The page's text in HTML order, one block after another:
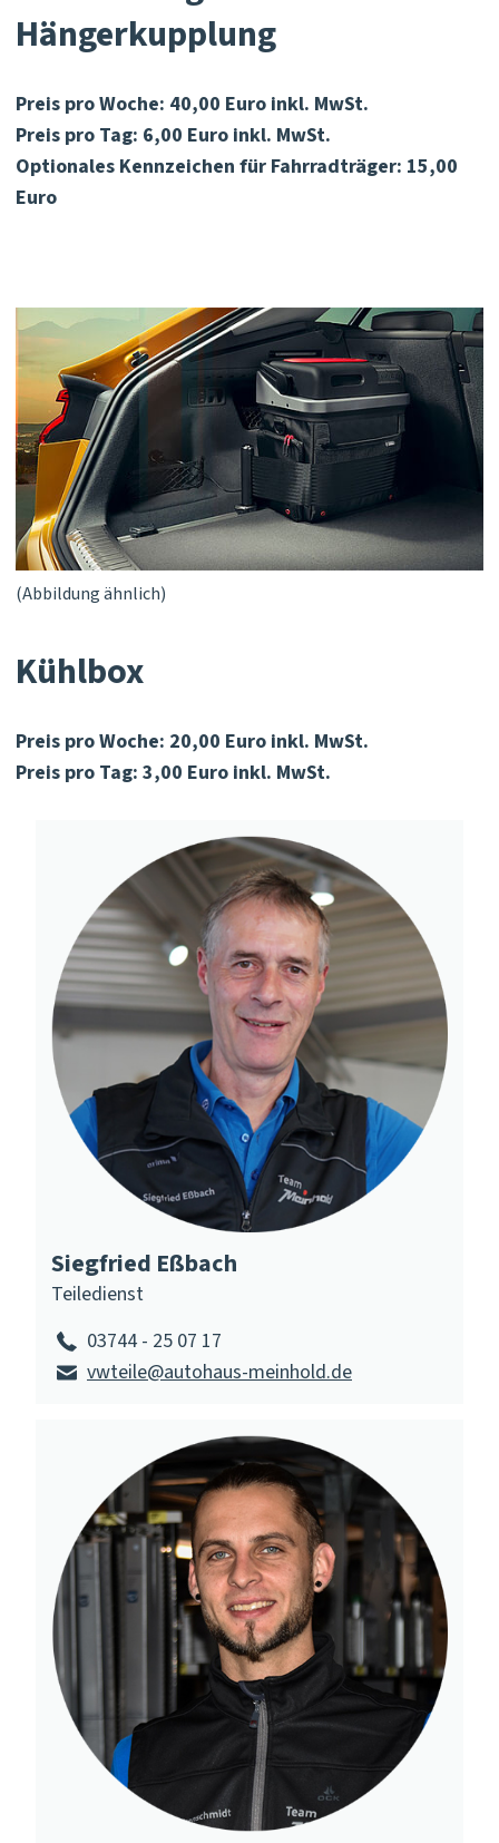
Hängerkupplung
Preis pro Woche: 40,00 Euro inkl. MwSt.
Preis pro Tag: 6,00 Euro inkl. MwSt.
Optionales Kennzeichen für Fahrradträger: 15,00
Euro
(Abbildung ähnlich)
Kühlbox
Preis pro Woche: 20,00 Euro inkl. MwSt.
Preis pro Tag: 3,00 Euro inkl. MwSt.
Siegfried Eßbach
Teiledienst
03744 - 25 07 17
vwteile@autohaus-meinhold.de